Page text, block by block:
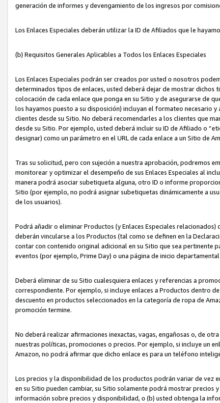
generación de informes y devengamiento de los ingresos por
Los Enlaces Especiales deberán utilizar la ID de Afiliados que le
(b) Requisitos Generales Aplicables a Todos los Enlaces Especiales
Los Enlaces Especiales podrán ser creados por usted o nosotros
determinados tipos de enlaces, usted deberá dejar de mostrar dichos
colocación de cada enlace que ponga en su Sitio y de asegurarse de
los hayamos puesto a su disposición) incluyan el formateo necesario
clientes desde su Sitio. No deberá recomendarles a los clientes que
desde su Sitio. Por ejemplo, usted deberá incluir su ID de Afiliado o
designar) como un parámetro en el URL de cada enlace a un Sitio de
Tras su solicitud, pero con sujeción a nuestra aprobación, podremos
monitorear y optimizar el desempeño de sus Enlaces Especiales al
manera podrá asociar subetiqueta alguna, otro ID o informe
Sitio (por ejemplo, no podrá asignar subetiquetas dinámicamente a
de los usuarios).
Podrá añadir o eliminar Productos (y Enlaces Especiales
deberán vincularse a los Productos (tal como se definen en la
contar con contenido original adicional en su Sitio que sea pertinente
eventos (por ejemplo, Prime Day) o una página de inicio
Deberá eliminar de su Sitio cualesquiera enlaces y referencias a
correspondiente. Por ejemplo, si incluye enlaces a Productos dentro
descuento en productos seleccionados en la categoría de ropa de
promoción termine.
No deberá realizar afirmaciones inexactas, vagas, engañosas o, de
nuestras políticas, promociones o precios. Por ejemplo, si incluye un
Amazon, no podrá afirmar que dicho enlace es para un teléfono
Los precios y la disponibilidad de los productos podrán variar de vez
en su Sitio pueden cambiar, su Sitio solamente podrá mostrar
información sobre precios y disponibilidad, o (b) usted obtenga la